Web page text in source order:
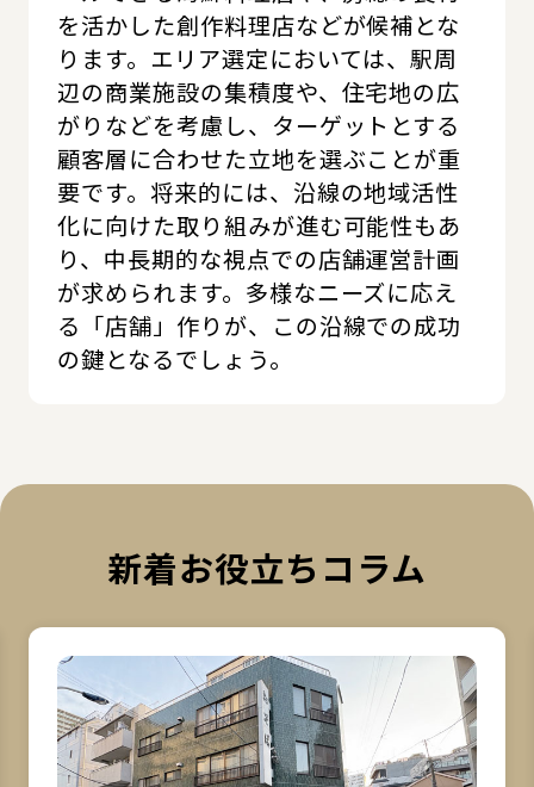
を活かした創作料理店などが候補とな
ります。エリア選定においては、駅周
辺の商業施設の集積度や、住宅地の広
がりなどを考慮し、ターゲットとする
顧客層に合わせた立地を選ぶことが重
要です。将来的には、沿線の地域活性
化に向けた取り組みが進む可能性もあ
り、中長期的な視点での店舗運営計画
が求められます。多様なニーズに応え
る「店舗」作りが、この沿線での成功
の鍵となるでしょう。
新着お役立ちコラム
詳細を見る